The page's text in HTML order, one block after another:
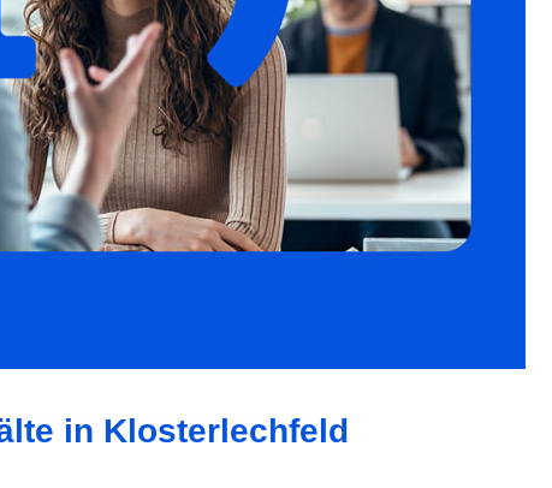
in Klosterlechfeld